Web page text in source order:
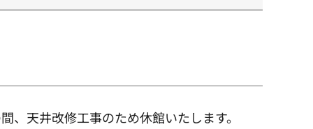
天井改修工事のため休館いたします。